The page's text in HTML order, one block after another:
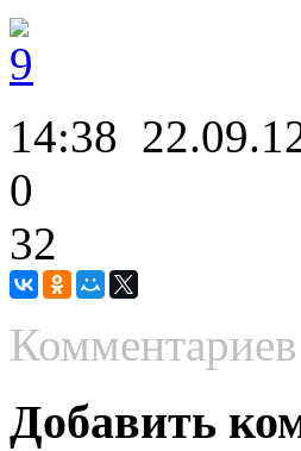
14:38
0
32
Добавить